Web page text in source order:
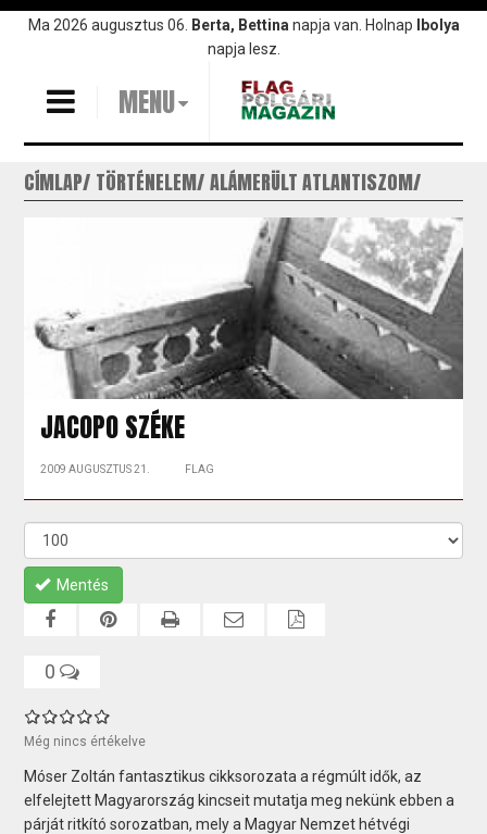
UgrásMa 2026 augusztus 06. Berta, Bettina napja van. Holnap
Ibolya
napja lesz.
MENU
CÍMLAP TÖRTÉNELEM ALÁMERÜLT ATLANTISZOM
JACOPO SZÉKE
2009 AUGUSZTUS 21. FLAG
Mentés
0
Még nincs értékelve
Móser Zoltán fantasztikus cikksorozata a régmúlt idők, az
elfelejtett Magyarország kincseit mutatja meg nekünk ebben a
párját ritkító sorozatban, mely a Magyar Nemzet hétvégi